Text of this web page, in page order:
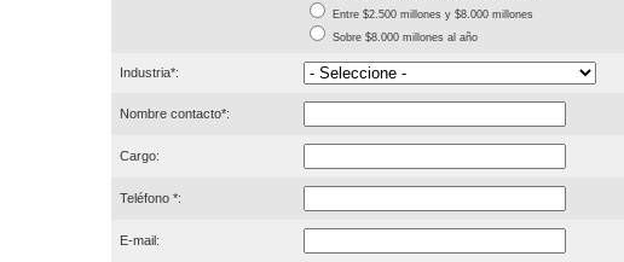
Entre $2.500 millones y $8.000 millones
Sobre $8.000 millones al año
Industria*:
Nombre contacto*:
Cargo:
Teléfono *:
E-mail: